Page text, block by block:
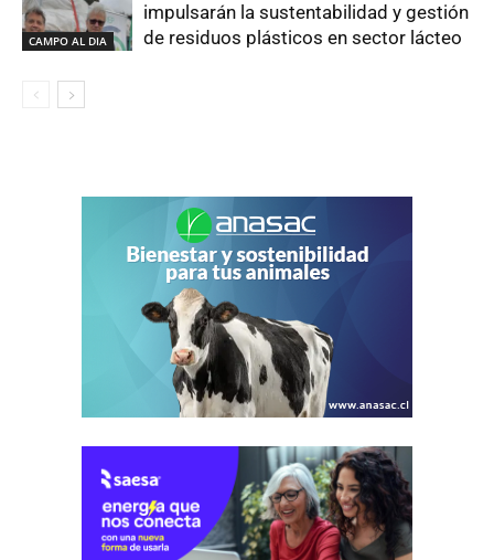
CAMPO AL DIA
impulsarán la sustentabilidad y gestión
de residuos plásticos en sector lácteo